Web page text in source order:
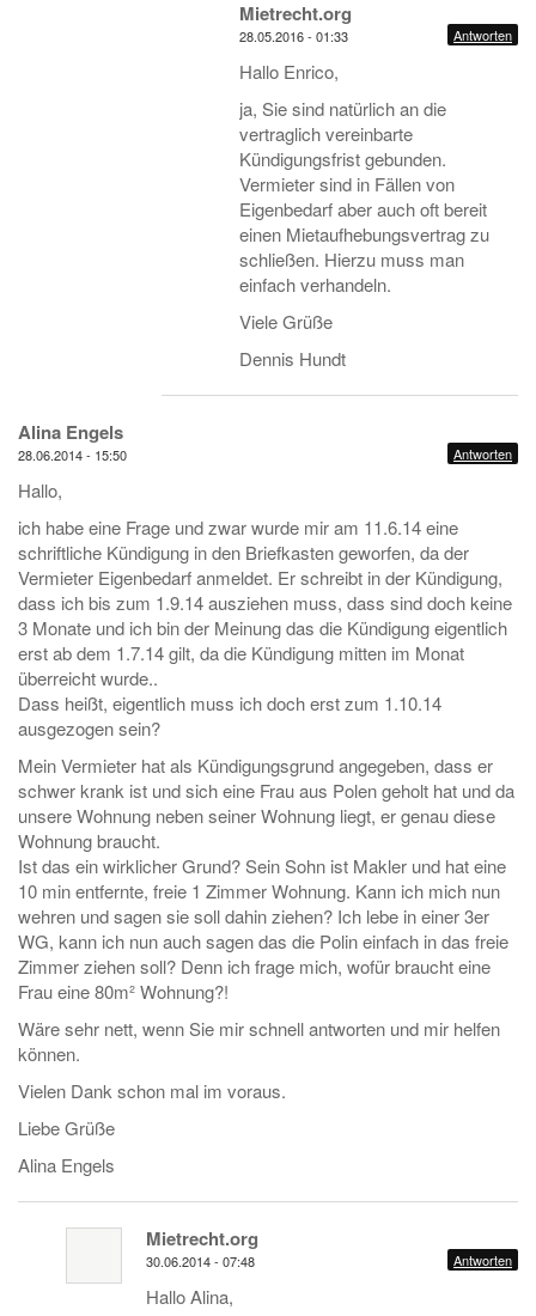
Mietrecht.org
28.05.2016 - 01:33 Antworten
Hallo Enrico,
ja, Sie sind natürlich an die
vertraglich vereinbarte
Kündigungsfrist gebunden.
Vermieter sind in Fällen von
Eigenbedarf aber auch oft bereit
einen Mietaufhebungsvertrag zu
schließen. Hierzu muss man
einfach verhandeln.
Viele Grüße
Dennis Hundt
Alina Engels
28.06.2014 - 15:50 Antworten
Hallo,
ich habe eine Frage und zwar wurde mir am 11.6.14 eine
schriftliche Kündigung in den Briefkasten geworfen, da der
Vermieter Eigenbedarf anmeldet. Er schreibt in der Kündigung,
dass ich bis zum 1.9.14 ausziehen muss, dass sind doch keine
3 Monate und ich bin der Meinung das die Kündigung eigentlich
erst ab dem 1.7.14 gilt, da die Kündigung mitten im Monat
überreicht wurde..
Dass heißt, eigentlich muss ich doch erst zum 1.10.14
ausgezogen sein?
Mein Vermieter hat als Kündigungsgrund angegeben, dass er
schwer krank ist und sich eine Frau aus Polen geholt hat und da
unsere Wohnung neben seiner Wohnung liegt, er genau diese
Wohnung braucht.
Ist das ein wirklicher Grund? Sein Sohn ist Makler und hat eine
10 min entfernte, freie 1 Zimmer Wohnung. Kann ich mich nun
wehren und sagen sie soll dahin ziehen? Ich lebe in einer 3er
WG, kann ich nun auch sagen das die Polin einfach in das freie
Zimmer ziehen soll? Denn ich frage mich, wofür braucht eine
Frau eine 80m² Wohnung?!
Wäre sehr nett, wenn Sie mir schnell antworten und mir helfen
können.
Vielen Dank schon mal im voraus.
Liebe Grüße
Alina Engels
Mietrecht.org
30.06.2014 - 07:48 Antworten
Hallo Alina,